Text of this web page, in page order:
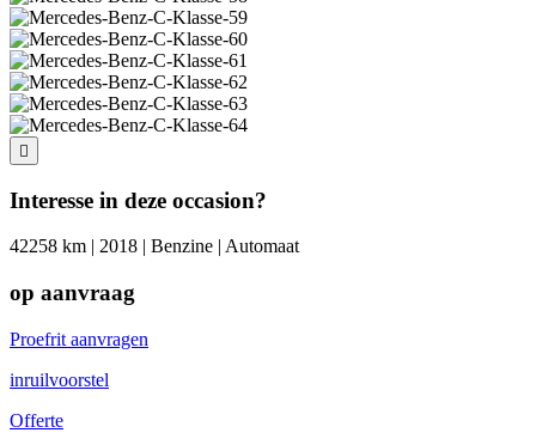
Interesse in deze occasion?
42258 km | 2018 | Benzine | Automaat
op aanvraag
Proefrit aanvragen
inruilvoorstel
Offerte